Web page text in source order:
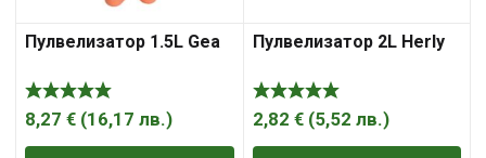
Пулвелизатор 1.5L Gea
8,27 € (16,17 лв.)
Пулвелизатор 2L Herly
2,82 € (5,52 лв.)